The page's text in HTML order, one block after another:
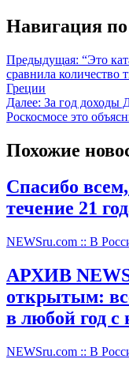
Навигация
Предыдущая: “Это
сравнила
Греции
Далее: За год доходы
Роскосмосе это
Похожие
Спасибо
течение 21
NEWSru.com :: В
АРХИВ
открытым:
в любой год с
NEWSru.com :: В